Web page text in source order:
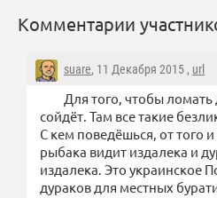
Комментарии
suare, 11 Декабря 2015 , url
Для того, чтобы ломать
сойдёт. Там все такие
С кем поведёшься, от того
рыбака видит издалека и
издалека. Это украинское
дураков для местных